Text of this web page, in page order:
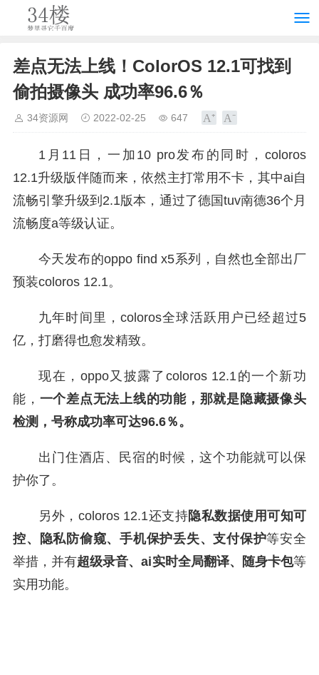
差点无法上线！ColorOS 12.1可找到
偷拍摄像头 成功率96.6％
34资源网 2022-02-25 647
1月11日，一加10 pro发布的同时，coloros
12.1升级版伴随而来，依然主打常用不卡，其中ai自
流畅引擎升级到2.1版本，通过了德国tuv南德36个月
流畅度a等级认证。
今天发布的oppo find x5系列，自然也全部出厂
预装coloros 12.1。
九年时间里，coloros全球活跃用户已经超过5
亿，打磨得也愈发精致。
现在，oppo又披露了coloros 12.1的一个新功
能， 一个差点无法上线的功能，那就是隐藏摄像头
检测，号称成功率可达96.6％。
出门住酒店、民宿的时候，这个功能就可以保
护你了。
另外，coloros 12.1还支持隐私数据使用可知可
控、隐私防偷窥、手机保护丢失、支付保护等安全
举措，并有超级录音、ai实时全局翻译、随身卡包等
实用功能。